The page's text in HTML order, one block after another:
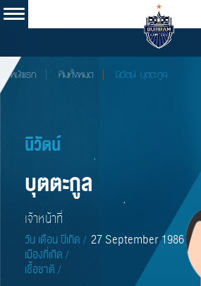
หน้าแรก ทีมทั้งหมด นิวัตน์ บุตตะกูล
นิวัตน์
บุตตะกูล
เจ้าหน้าที่
วัน เดือน ปีเกิด / 27 September 1986
เมืองที่เกิด /
เชื้อชาติ /